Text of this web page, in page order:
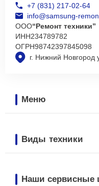
г. Нижний Новгород
+7 (831) 217-02-64
info@samsung-
ООО“Ремонт техники”
ИНН234789782
ОГРН98742397845098
Меню
Виды техники
Наши сервисные